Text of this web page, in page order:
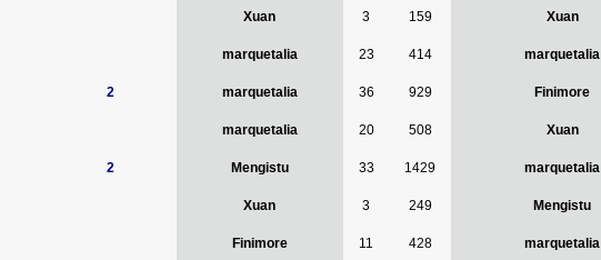
Xuan 3 159 Xuan
marquetalia 23 414 marquetalia
2 marquetalia 36 929 Finimore
marquetalia 20 508 Xuan
2 Mengistu 33 1429 marquetalia
Xuan 3 249 Mengistu
Finimore 11 428 marquetalia